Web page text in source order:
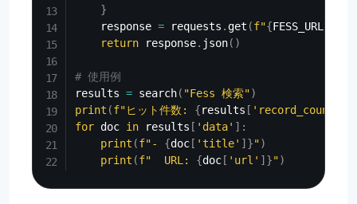
}
    response
= requests . get (f"{FESS_URL
return response. json( )
# 使用例
results = search( "Fess 検索")
print (f"ヒット件数: {results [ 'record_count'
for doc in results [ 'data' ] :
print (f"- {doc [ 'title' ] }")
print (f"  URL: {doc [ 'url' ] }")